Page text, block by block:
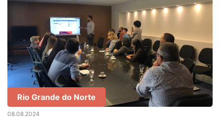
Rio Grande do Norte
08.08.2024